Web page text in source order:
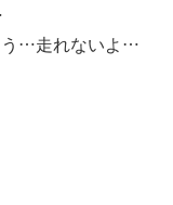
…走れないよ…